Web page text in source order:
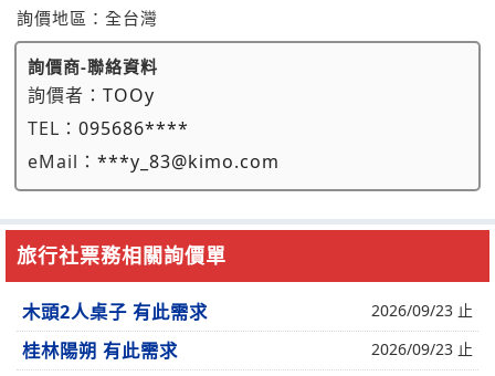
詢價地區： 全台灣
詢價商-聯絡資料
詢價者： TOOy
TEL： 095686****
eMail： ***y_83@kimo.com
旅行社票務相關詢價單
木頭2人桌子 有此需求 2026/09/23 止
桂林陽朔 有此需求 2026/09/23 止